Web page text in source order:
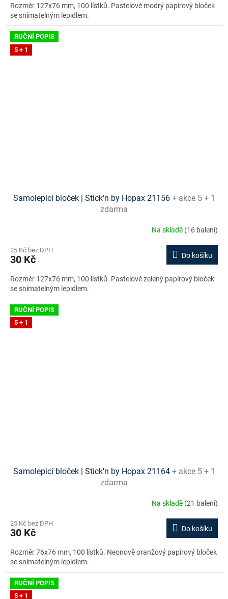
Rozměr 127x76 mm, 100 lístků. Pastelově modrý papírový bloček
se snímatelným lepidlem.
RUČNÍ POPIS
5 + 1
Samolepicí bloček | Stick'n by Hopax 21156 + akce 5 + 1
zdarma
Na skladě (16 balení)
25 Kč bez DPH
30 Kč Do košíku
Rozměr 127x76 mm, 100 lístků. Pastelově zelený papírový bloček
se snímatelným lepidlem.
RUČNÍ POPIS
5 + 1
Samolepicí bloček | Stick'n by Hopax 21164 + akce 5 + 1
zdarma
Na skladě (21 balení)
25 Kč bez DPH
30 Kč Do košíku
Rozměr 76x76 mm, 100 lístků. Neonově oranžový papírový bloček
se snímatelným lepidlem.
RUČNÍ POPIS
5 + 1